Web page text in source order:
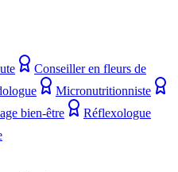
Conseiller en fleurs de
Micronutritionniste
bien-être
Réflexologue